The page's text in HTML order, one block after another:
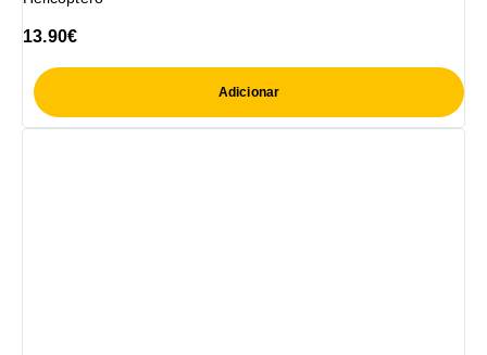
13.90€
Adicionar